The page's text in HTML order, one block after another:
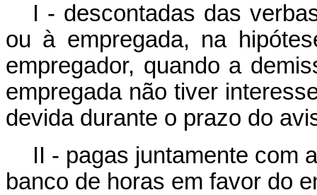
I - descontadas das
ou à empregada, na
empregador, quando a
empregada não tiver
devida durante o prazo do
II - pagas juntamente com
banco de horas em favor do